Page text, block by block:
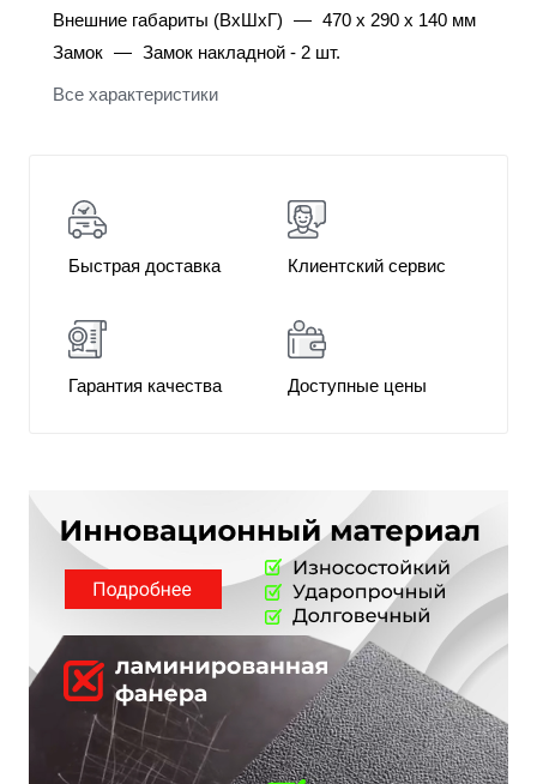
Внешние габариты (ВхШхГ) — 470 х 290 х 140 мм
Замок — Замок накладной - 2 шт.
Все характеристики
Быстрая доставка Клиентский сервис
Гарантия качества Доступные цены